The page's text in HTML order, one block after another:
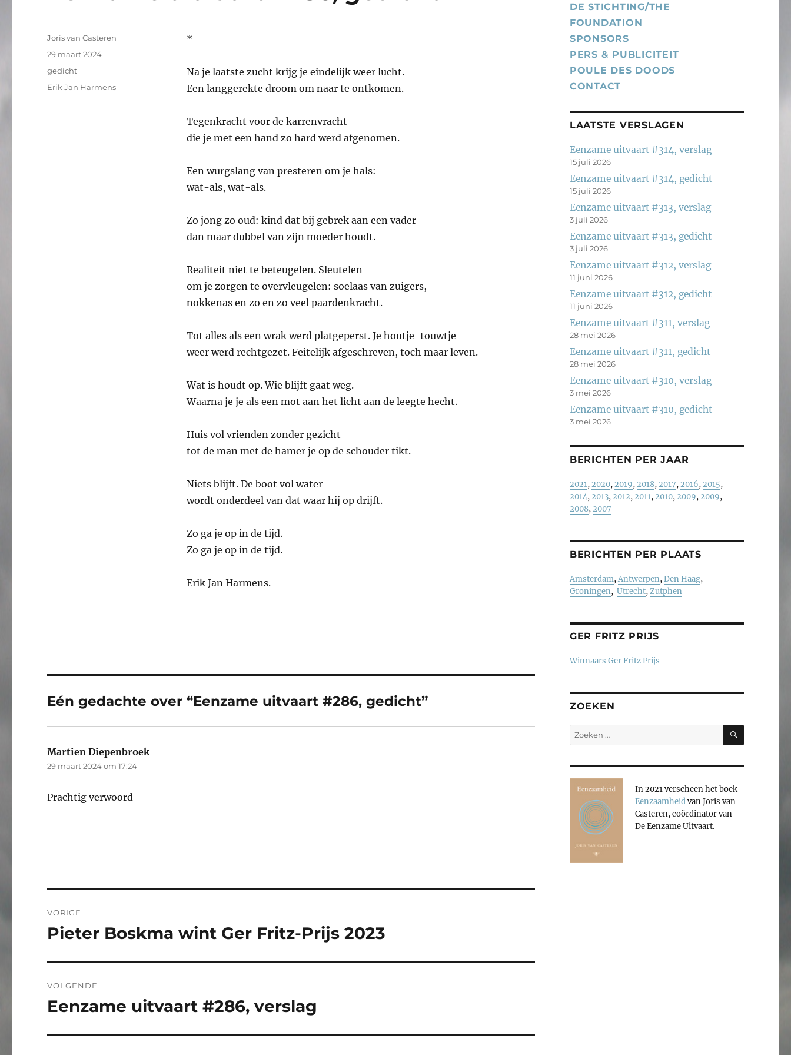
*
Na je laatste zucht krijg je eindelijk weer lucht.
Een langgerekte droom om naar te ontkomen.
Tegenkracht voor de karrenvracht
die je met een hand zo hard werd afgenomen.
Een wurgslang van presteren om je hals:
wat-als, wat-als.
Zo jong zo oud: kind dat bij gebrek aan een vader
dan maar dubbel van zijn moeder houdt.
Realiteit niet te beteugelen. Sleutelen
om je zorgen te overvleugelen: soelaas van zuigers,
nokkenas en zo en zo veel paardenkracht.
Tot alles als een wrak werd platgeperst. Je houtje-touwtje
weer werd rechtgezet. Feitelijk afgeschreven, toch maar leven.
Wat is houdt op. Wie blijft gaat weg.
Waarna je je als een mot aan het licht aan de leegte hecht.
Huis vol vrienden zonder gezicht
tot de man met de hamer je op de schouder tikt.
Niets blijft. De boot vol water
wordt onderdeel van dat waar hij op drijft.
Zo ga je op in de tijd.
Zo ga je op in de tijd.
Erik Jan Harmens.
Auteur
Joris van Casteren
Geplaatst
29 maart 2024
Categorieën
gedicht
Tags
Erik Jan Harmens
Eén gedachte over “Eenzame uitvaart #286, gedicht”
Martien Diepenbroek
29 maart 2024 om 17:24
Prachtig verwoord
navigatie
VORIGE
Vorig
Pieter Boskma wint Ger Fritz-Prijs 2023
VOLGENDE
Volgend
Eenzame uitvaart #286, verslag
DE STICHTING/THE
FOUNDATION
SPONSORS
PERS & PUBLICITEIT
POULE DES DOODS
CONTACT
LAATSTE VERSLAGEN
Eenzame uitvaart #314, verslag
15 juli 2026
Eenzame uitvaart #314, gedicht
15 juli 2026
Eenzame uitvaart #313, verslag
3 juli 2026
Eenzame uitvaart #313, gedicht
3 juli 2026
Eenzame uitvaart #312, verslag
11 juni 2026
Eenzame uitvaart #312, gedicht
11 juni 2026
Eenzame uitvaart #311, verslag
28 mei 2026
Eenzame uitvaart #311, gedicht
28 mei 2026
Eenzame uitvaart #310, verslag
3 mei 2026
Eenzame uitvaart #310, gedicht
3 mei 2026
BERICHTEN PER JAAR
2021,2020,2019,2018,2017,2016,2015,
2014,2013,2012,2011,2010,2009,2009,
2008,2007
BERICHTEN PER PLAATS
Amsterdam,Antwerpen,Den Haag,
Groningen, Utrecht,Zutphen
GER FRITZ PRIJS
Winnaars Ger Fritz Prijs
ZOEKEN
Zoeken
naar:
ZOEKEN
In 2021 verscheen het boek
Eenzaamheidvan Joris van
Casteren, coördinator van
De Eenzame Uitvaart.